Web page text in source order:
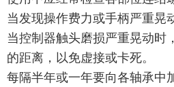
当发现操作费力或手柄严重晃
当控制器触头磨损严重晃动时
的距离，以免虚接或卡死。
每隔半年或一年要向各轴承中